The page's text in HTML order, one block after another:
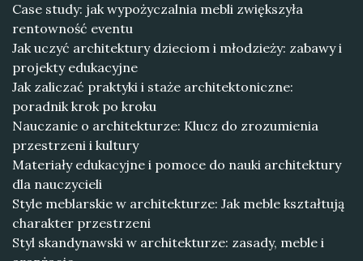
Case study: jak wypożyczalnia mebli zwiększyła
rentowność eventu
Jak uczyć architektury dzieciom i młodzieży: zabawy i
projekty edukacyjne
Jak zaliczać praktyki i staże architektoniczne:
poradnik krok po kroku
Nauczanie o architekturze: Klucz do zrozumienia
przestrzeni i kultury
Materiały edukacyjne i pomoce do nauki architektury
dla nauczycieli
Style meblarskie w architekturze: Jak meble kształtują
charakter przestrzeni
Styl skandynawski w architekturze: zasady, meble i